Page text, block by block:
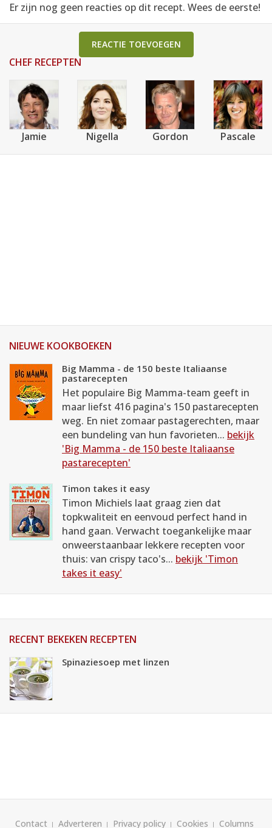
Er zijn nog geen reacties op dit recept. Wees de eerste!
REACTIE TOEVOEGEN
CHEF RECEPTEN
Jamie Nigella Gordon Pascale
NIEUWE KOOKBOEKEN
Big Mamma - de 150 beste Italiaanse
pastarecepten
Het populaire Big Mamma-team geeft in
maar liefst 416 pagina's 150 pastarecepten
weg. En niet zomaar pastagerechten, maar
een bundeling van hun favorieten... bekijk
'Big Mamma - de 150 beste Italiaanse
pastarecepten'
Timon takes it easy
Timon Michiels laat graag zien dat
topkwaliteit en eenvoud perfect hand in
hand gaan. Verwacht toegankelijke maar
onweerstaanbaar lekkere recepten voor
thuis: van crispy taco's... bekijk 'Timon
takes it easy'
RECENT BEKEKEN RECEPTEN
Spinaziesoep met linzen
Contact Adverteren Privacy policy Cookies Columns